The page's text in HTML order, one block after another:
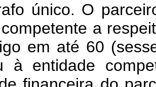
único. O
a
em até 60
à entidade